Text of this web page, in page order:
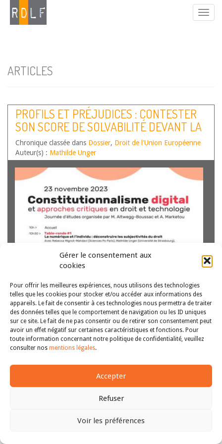
Gérer le consentement aux
cookies
Pour offrir les meilleures expériences, nous utilisons des technologies
telles que les cookies pour stocker et/ou accéder aux informations des
appareils. Le fait de consentir à ces technologies nous permettra de traiter
des données telles que le comportement de navigation ou les ID uniques
sur ce site. Le fait de ne pas consentir ou de retirer son consentement peut
avoir un effet négatif sur certaines caractéristiques et fonctions. Pour
toute information concernant notre politique de confidentialité, veuillez
consulter nos mentions légales.
Accepter
Refuser
Voir les préférences
ARTICLES
PROFILS ET PRÉJUDICES : CONTESTER
SON SCORE DE SOLVABILITÉ DEVANT LA
COUR DE JUSTICE DE L’UNION
EUROPÉENNE
Chronique classée dans Dossier, Droit de l'Union Européenne
Auteur(s) : Mathilde Unger
public à l’Université de Strasbourg. Le profilage s’est
généralisé ces dernières années en raison du volume
croissant de données personnelles disponibles et de
l’évolution des outils permettant leur analyse…. Lire la
suite
Copyright © 2011-2026Revue des droits et libertés fondamentaux
| Tous droits réservés |mentions légales